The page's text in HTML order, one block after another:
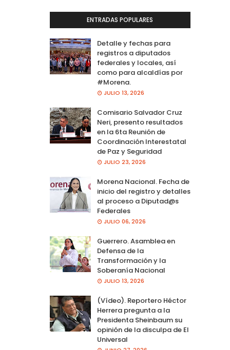
ENTRADAS POPULARES
Detalle y fechas para
registros a diputados
federales y locales, así
como para alcaldías por
#Morena.
JULIO 13, 2026
Comisario Salvador Cruz
Neri, presento resultados
en la 6ta Reunión de
Coordinación Interestatal
de Paz y Seguridad
JULIO 23, 2026
Morena Nacional. Fecha de
inicio del registro y detalles
al proceso a Diputad@s
Federales
JULIO 06, 2026
Guerrero. Asamblea en
Defensa de la
Transformación y la
Soberanía Nacional
JULIO 13, 2026
(Vídeo). Reportero Héctor
Herrera pregunta a la
Presidenta Sheinbaum su
opinión de la disculpa de El
Universal